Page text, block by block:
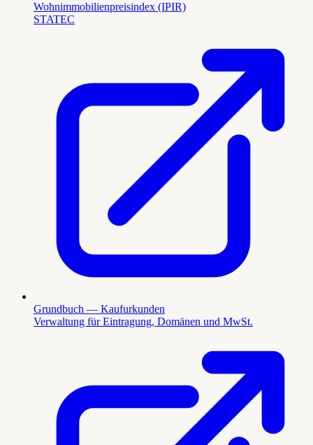
Wohnimmobilienpreisindex (IPIR)
STATEC
Grundbuch — Kaufurkunden
Verwaltung für Eintragung, Domänen und MwSt.